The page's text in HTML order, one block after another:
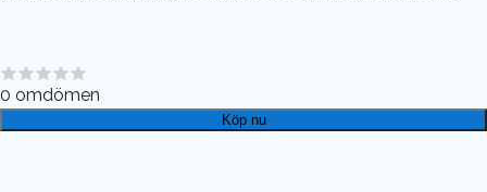
0 omdömen
Köp nu